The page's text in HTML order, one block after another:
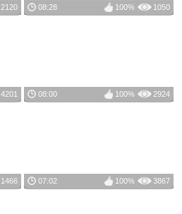
2120 08:28 1050
100%
4201 08:00 2924
100%
1466 07:02 3867
100%